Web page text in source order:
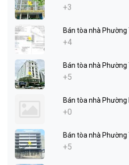
+3
Bán tòa nhà Phường
+4
Bán tòa nhà Phường
+5
Bán tòa nhà Phường
+0
Bán tòa nhà Phường
+5